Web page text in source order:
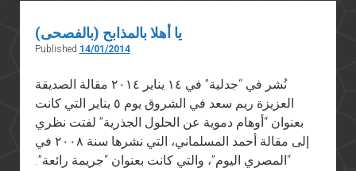
يا أهلا بالمذابح (بالفصحى)
Published 14/01/2014
نُشر في “جدلية” في ١٤ يناير ٢٠١٤ مقالة الصديقة
العزيزة ريم سعد في الشروق يوم ٥ يناير التي كانت
بعنوان “أوهام دموية عن الحلول الجذرية” لفتت نظري
إلى مقالة أحمد المسلماني، التي نشرها سنة ٢٠٠٨ في
“المصري اليوم”، والتي كانت بعنوان “جريمة رائعة”.